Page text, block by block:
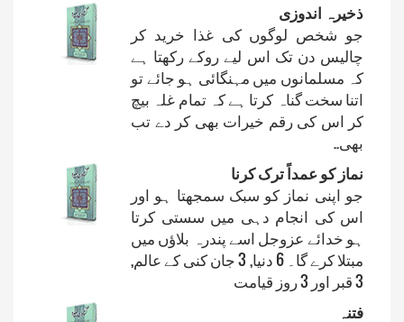
ذخیرہ اندوزی
جو شخص لوگوں کی غذا خرید کر
چالیس دن تک اس لیے روکے رکھتا ہے
کہ مسلمانوں میں مہنگائی ہو جائے تو
اتنا سخت گناہ کرتا ہے کہ تمام غلہ بیچ
کر اس کی رقم خیرات بھی کر دے تب
بھی..
نماز کو عمداً ترک کرنا
جو اپنی نماز کو سبک سمجھتا ہو اور
اس کی انجام دہی میں سستی کرتا
ہو خدائے عزوجل اسے پندرہ بلاؤں میں
مبتلا کرے گا۔ 6 دنیا, 3 جان کنی کے عالم,
3 قبر اور 3 روز قیامت
فتنہ